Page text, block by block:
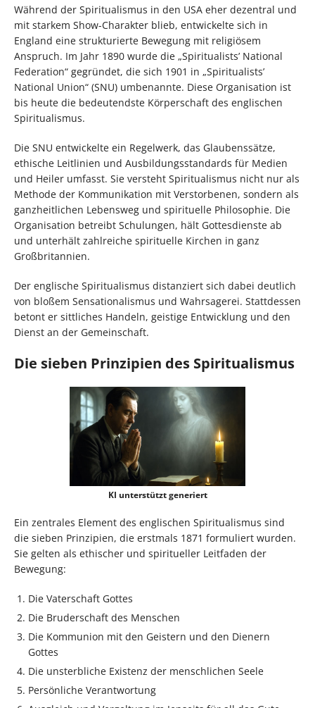
Während der Spiritualismus in den USA eher dezentral und
mit starkem Show-Charakter blieb, entwickelte sich in
England eine strukturierte Bewegung mit religiösem
Anspruch. Im Jahr 1890 wurde die „Spiritualists’ National
Federation“ gegründet, die sich 1901 in „Spiritualists’
National Union“ (SNU) umbenannte. Diese Organisation ist
bis heute die bedeutendste Körperschaft des englischen
Spiritualismus.
Die SNU entwickelte ein Regelwerk, das Glaubenssätze,
ethische Leitlinien und Ausbildungsstandards für Medien
und Heiler umfasst. Sie versteht Spiritualismus nicht nur als
Methode der Kommunikation mit Verstorbenen, sondern als
ganzheitlichen Lebensweg und spirituelle Philosophie. Die
Organisation betreibt Schulungen, hält Gottesdienste ab
und unterhält zahlreiche spirituelle Kirchen in ganz
Großbritannien.
Der englische Spiritualismus distanziert sich dabei deutlich
von bloßem Sensationalismus und Wahrsagerei. Stattdessen
betont er sittliches Handeln, geistige Entwicklung und den
Dienst an der Gemeinschaft.
Die sieben Prinzipien des Spiritualismus
KI unterstützt generiert
Ein zentrales Element des englischen Spiritualismus sind
die sieben Prinzipien, die erstmals 1871 formuliert wurden.
Sie gelten als ethischer und spiritueller Leitfaden der
Bewegung:
Die Vaterschaft Gottes
Die Bruderschaft des Menschen
Die Kommunion mit den Geistern und den Dienern
Gottes
Die unsterbliche Existenz der menschlichen Seele
Persönliche Verantwortung